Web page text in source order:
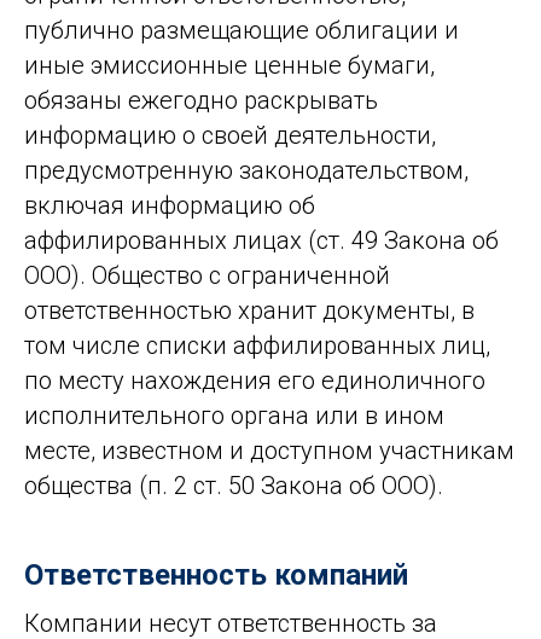
публично размещающие облигации и
иные эмиссионные ценные бумаги,
обязаны ежегодно раскрывать
информацию о своей деятельности,
предусмотренную законодательством,
включая информацию об
аффилированных лицах (ст. 49 Закона об
ООО). Общество с ограниченной
ответственностью хранит документы, в
том числе списки аффилированных лиц,
по месту нахождения его единоличного
исполнительного органа или в ином
месте, известном и доступном участникам
общества (п. 2 ст. 50 Закона об ООО).
Ответственность компаний
Компании несут ответственность за